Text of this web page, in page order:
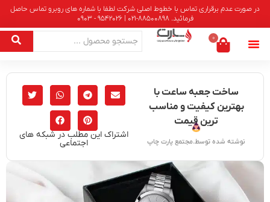
در صورت عدم برقراری تماس با خطوط اصلی شرکت لطفا با شماره های روبرو تماس حاصل
فرمائید. 88500898-021 | 9542026 - 0903
0
ساخت جعبه ساعت با
بهترین کیفیت و مناسب
ترین قیمت
نوشته شده توسط.مجتمع پارت چاپ
اشتراک این مطلب در شبکه های
اجتماعی